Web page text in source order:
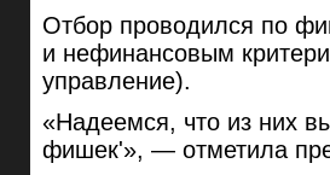
Отбор проводился по
и нефинансовым
управление).
«Надеемся, что из них
фишек'», — отметила